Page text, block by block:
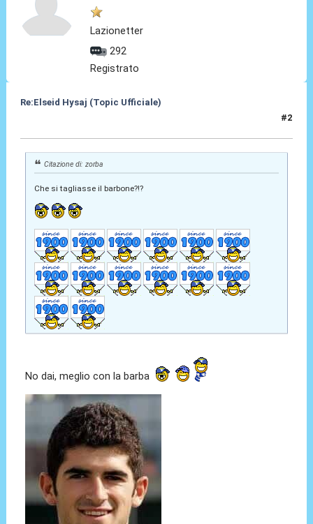
Lazionetter
292
Registrato
Re:Elseid Hysaj (Topic Ufficiale)
#2
Citazione di: zorba
Che si tagliasse il barbone?!?
No dai, meglio con la barba